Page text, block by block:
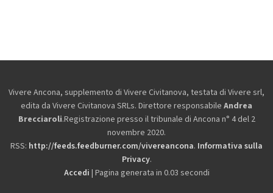
Vivere Ancona, supplemento di Vivere Civitanova, testata di Vivere srl,
edita da Vivere Civitanova SRLs. Direttore responsabile Andrea
Brecciaroli.Registrazione presso il tribunale di Ancona n° 4 del 2
novembre 2020.
RSS: http://feeds.feedburner.com/vivereancona. Informativa sulla
Privacy.
Accedi | Pagina generata in 0.03 secondi